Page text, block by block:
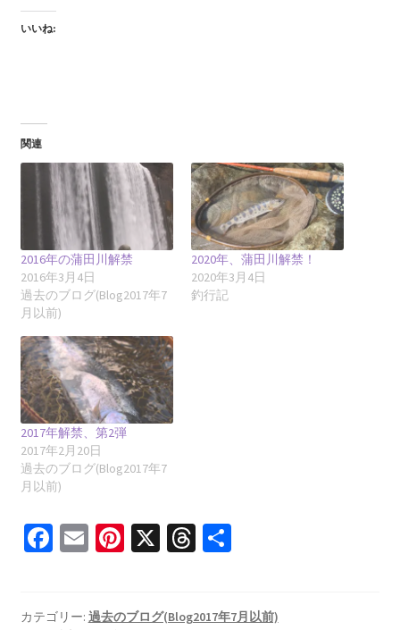
いいね:
関連
2016年の蒲田川解禁
2016年3月4日
過去のブログ(Blog2017年7
月以前)
2020年、蒲田川解禁！
2020年3月4日
釣行記
2017年解禁、第2弾
2017年2月20日
過去のブログ(Blog2017年7
月以前)
Fa E Pi X T 共
カテゴリー: 過去のブログ(Blog2017年7月以前)